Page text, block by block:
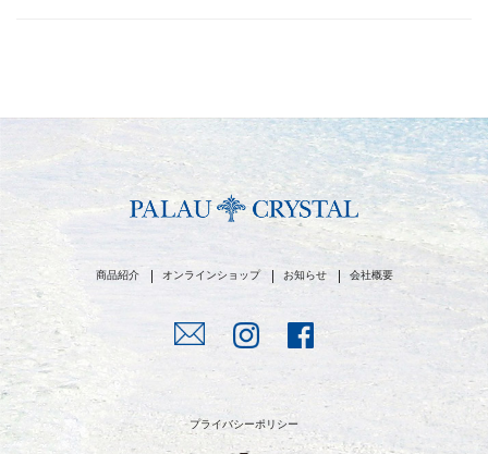
商品紹介 オンラインショップ お知らせ 会社概要
プライバシーポリシー